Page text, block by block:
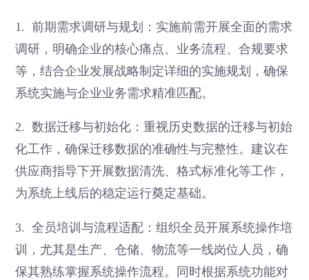
1. 前期需求调研与规划：实施前需开展全面的需求
调研，明确企业的核心痛点、业务流程、合规要求
等，结合企业发展战略制定详细的实施规划，确保
系统实施与企业业务需求精准匹配。
2. 数据迁移与初始化：重视历史数据的迁移与初始
化工作，确保迁移数据的准确性与完整性。建议在
供应商指导下开展数据清洗、格式标准化等工作，
为系统上线后的稳定运行奠定基础。
3. 全员培训与流程适配：组织全员开展系统操作培
训，尤其是生产、仓储、物流等一线岗位人员，确
保其熟练掌握系统操作流程。同时根据系统功能对